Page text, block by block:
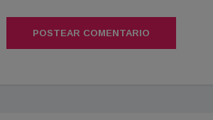
POSTEAR COMENTARIO